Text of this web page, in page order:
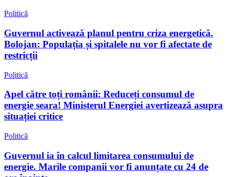
Politică
Guvernul activează planul pentru criza energetică.
Bolojan: Populația și spitalele nu vor fi afectate de
restricții
Politică
Apel către toți românii: Reduceți consumul de
energie seara! Ministerul Energiei avertizează asupra
situației critice
Politică
Guvernul ia în calcul limitarea consumului de
energie. Marile companii vor fi anunțate cu 24 de